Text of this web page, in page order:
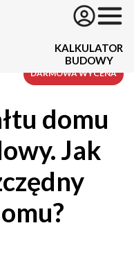
KALKULATOR
BUDOWY
domu
Jak
DARMOWA WYCENA